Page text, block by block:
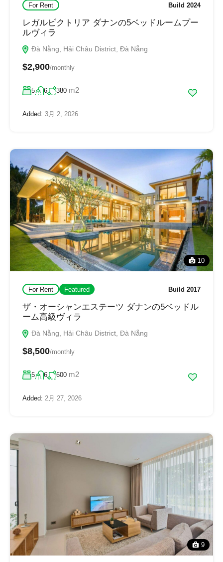
For Rent Build 2024
レガルビクトリア ダナンの5ベッドルームプー
ルヴィラ
Đà Nẵng, Hải Châu District, Đà Nẵng
$2,900/monthly
5 6 380 m2
Added: 3月 2, 2026
10
For Rent Featured Build 2017
ザ・オーシャンエステーツ ダナンの5ベッドル
ーム高級ヴィラ
Đà Nẵng, Hải Châu District, Đà Nẵng
$8,500/monthly
5 6 600 m2
Added: 2月 27, 2026
9